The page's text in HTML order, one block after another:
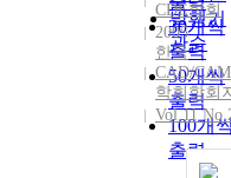
발행기
관순
30개씩
출력
50개씩
출력
100개
출력
CDE학회
2005
한국
CAD/CAM
학회학회
Vol.11